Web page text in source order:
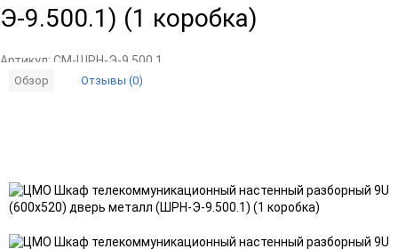
Э-9.500.1) (1 коробка)
Артикул: CM-ШРН-Э-9.500.1
Обзор Отзывы (0)
в
к